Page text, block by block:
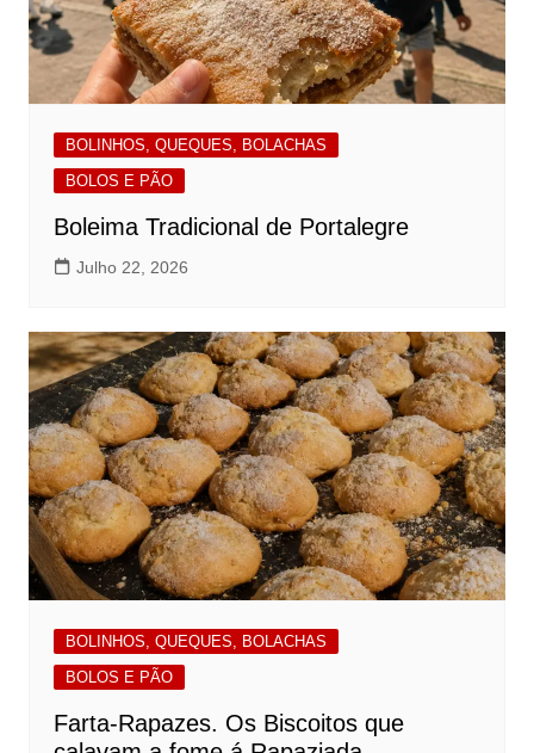
BOLINHOS, QUEQUES, BOLACHAS
BOLOS E PÃO
Boleima Tradicional de Portalegre
Julho 22, 2026
BOLINHOS, QUEQUES, BOLACHAS
BOLOS E PÃO
Farta-Rapazes. Os Biscoitos que